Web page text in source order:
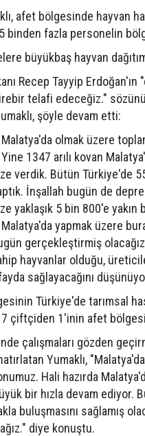
afet bölgesinde hayvan
binden fazla personelin
büyükbaş hayvan
Recep Tayyip
telafi edeceğiz."
şöyle devam etti:
olmak üzere
1347 arılı kovan
verdik. Bütün Türkiye'de
İnşallah bugün de
yaklaşık 5 bin 800'e yakın
Malatya'da yapmak üzere
gerçekleştirmiş
hayvanlar olduğu,
sağlayacağını
Türkiye'de tarımsal
çiftçiden 1'inin afet
çalışmaları gözden
Yumaklı,
Hali hazırda
bir hızla devam ediyor.
buluşmasını sağlamış
diye konuştu.